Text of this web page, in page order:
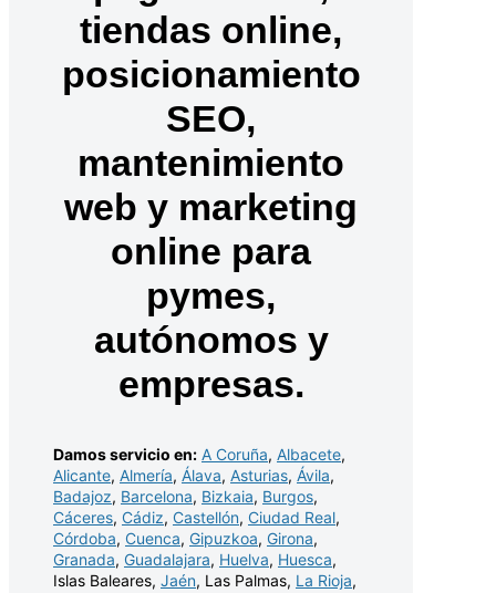
tiendas online,
posicionamiento
SEO,
mantenimiento
web y marketing
online para
pymes,
autónomos y
empresas.
Damos servicio en: A Coruña, Albacete,
Alicante, Almería, Álava, Asturias, Ávila,
Badajoz, Barcelona, Bizkaia, Burgos,
Cáceres, Cádiz, Castellón, Ciudad Real,
Córdoba, Cuenca, Gipuzkoa, Girona,
Granada, Guadalajara, Huelva, Huesca,
Islas Baleares, Jaén, Las Palmas, La Rioja,